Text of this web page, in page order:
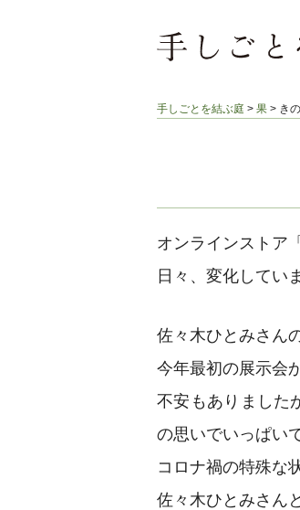
手しごとを結ぶ庭 > 果 > き
オンラインストア「
日々、変化してい
佐々木ひとみさん
今年最初の展示会
不安もありました
の思いでいっぱい
コロナ禍の特殊な
佐々木ひとみさん